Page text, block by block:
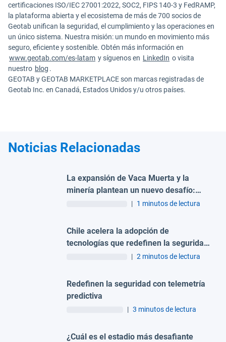
certificaciones ISO/IEC 27001:2022, SOC2, FIPS 140-3 y FedRAMP,
la plataforma abierta y el ecosistema de más de 700 socios de
Geotab unifican la seguridad, el cumplimiento y las operaciones en
un único sistema. Nuestra misión: un mundo en movimiento más
seguro, eficiente y sostenible. Obtén más información en
www.geotab.com/es-latam y síguenos en LinkedIn o visita
nuestro blog .
GEOTAB y GEOTAB MARKETPLACE son marcas registradas de
Geotab Inc. en Canadá, Estados Unidos y/u otros países.
Noticias Relacionadas
La expansión de Vaca Muerta y la
minería plantean un nuevo desafío:
operaciones más seguras, conectadas
| 1 minutos de lectura
Chile acelera la adopción de
tecnologías que redefinen la seguridad
| 2 minutos de lectura
Redefinen la seguridad con telemetría
predictiva
| 3 minutos de lectura
¿Cuál es el estadio más desafiante